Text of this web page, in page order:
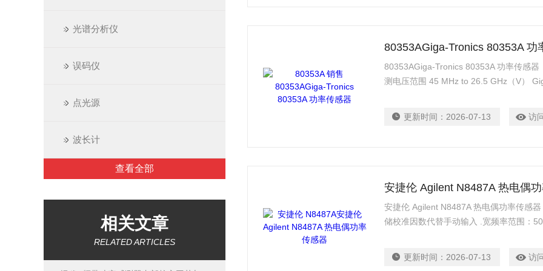
光谱分析仪
误码仪
点光源
波长计
查看全部
相关文章
RELATED ARTICLES
80353AGiga-Tronics 80353A 功
80353AGiga-Tronics 80353A 功率传感
测电压范围 45 MHz to 26.5 GHz（V）
更新时间： 2026-07-13 访
安捷伦 Agilent N8487A 热电偶
安捷伦 Agilent N8487A 热电偶功率传感
储校准因数代替手动输入 .宽频率范围：
更新时间： 2026-07-13 访